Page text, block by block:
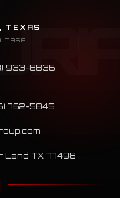
TEXAS
CASA
933-8836
762-5845
Land TX 77498